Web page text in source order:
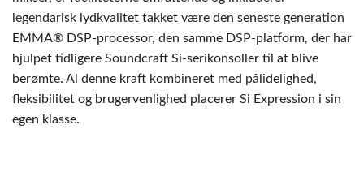
legendarisk lydkvalitet takket være den seneste generation
EMMA® DSP-processor, den samme DSP-platform, der har
hjulpet tidligere Soundcraft Si-serikonsoller til at blive
berømte. Al denne kraft kombineret med pålidelighed,
fleksibilitet og brugervenlighed placerer Si Expression i sin
egen klasse.